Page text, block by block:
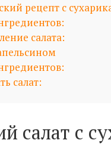
рецепт с
салата:
салат:
салат с